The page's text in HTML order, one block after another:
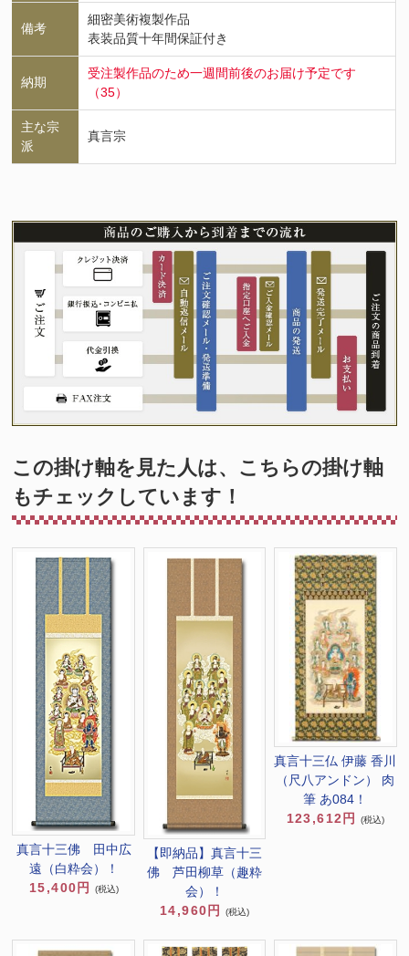
備考
細密美術複製作品
表装品質十年間保証付き
納期
受注製作品のため一週間前後のお届け予定です
（35）
主な宗
派
真言宗
この掛け軸を見た人は、こちらの掛け軸
もチェックしています！
真言十三佛 田中広
遠（白粋会）！
15,400円
(税込)
【即納品】真言十三
佛 芦田柳草（趣粋
会）！
14,960円
(税込)
真言十三仏 伊藤 香川
（尺八アンドン） 肉
筆 あ084！
123,612円
(税込)